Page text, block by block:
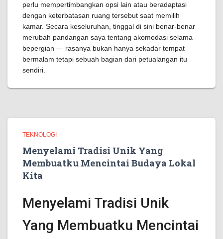
perlu mempertimbangkan opsi lain atau beradaptasi
dengan keterbatasan ruang tersebut saat memilih
kamar. Secara keseluruhan, tinggal di sini benar-benar
merubah pandangan saya tentang akomodasi selama
bepergian — rasanya bukan hanya sekadar tempat
bermalam tetapi sebuah bagian dari petualangan itu
sendiri.
TEKNOLOGI
Menyelami Tradisi Unik Yang
Membuatku Mencintai Budaya Lokal
Kita
Menyelami Tradisi Unik
Yang Membuatku Mencintai